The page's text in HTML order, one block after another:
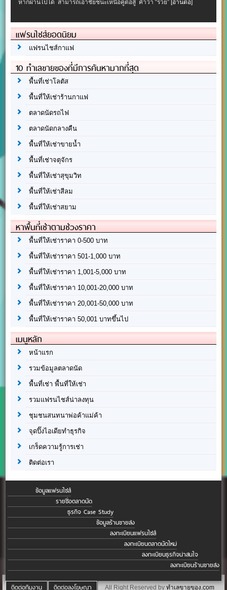
หากผ่านไปได้ สามารถเอาชัยชนะเหนือคู่ต่อสู้ คำว่า “รวย”[อ่านต่อ]
แฟรนไชส์ยอดนิยม
แฟรนไชส์กาแฟ
10 ทำเลขายของที่มีการค้นหามากที่สุด
พื้นที่เช่าโลตัส
พื้นที่ให้เช่าร้านกาแฟ
ตลาดนัดรถไฟ
ตลาดนัดกลางคืน
พื้นที่ให้เช่าขายน้ำ
พื้นที่เช่าจตุจักร
พื้นที่ให้เช่าสุขุมวิท
พื้นที่ให้เช่าสีลม
พื้นที่ให้เช่าสยาม
หาพื้นที่เช่าตามช่วงราคา
พื้นที่ให้เช่าราคา 0-500 บาท
พื้นที่ให้เช่าราคา 501-1,000 บาท
พื้นที่ให้เช่าราคา 1,001-5,000 บาท
พื้นที่ให้เช่าราคา 10,001-20,000 บาท
พื้นที่ให้เช่าราคา 20,001-50,000 บาท
พื้นที่ให้เช่าราคา 50,001 บาทขึ้นไป
เมนูหลัก
หน้าแรก
รวมข้อมูลตลาดนัด
พื้นที่เช่า พื้นที่ให้เช่า
รวมแฟรนไชส์น่าลงทุน
ชุมชนสนทนาพ่อค้าแม่ค้า
จุดปิ๊งไอเดียทำธุรกิจ
เกร็ดความรู้การเช่า
ติดต่อเรา
ข้อมูลแฟรนไชส์
รายชื่อตลาดนัด
ธุรกิจ Case Study
ข้อมูลร้านขายส่ง
ลงทะเบียนแฟรนไชส์
ลงทะเบียนตลาดนัดใหม่
ลงทะเบียนธุรกิจน่าสนใจ
ลงทะเบียนร้านขายส่ง
ติดต่อทีมงาน ติดต่อลงโฆษณา All Right Reserved by ทำเลขายของ.com